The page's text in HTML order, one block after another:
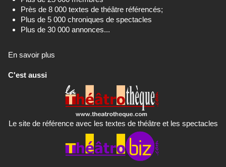
Près de 8 000 textes de théâtre référencés;
Plus de 5 000 chroniques de spectacles
Plus de 30 000 annonces...
En savoir plus
C'est aussi
Le site de référence avec les textes de théâtre et les spectacles